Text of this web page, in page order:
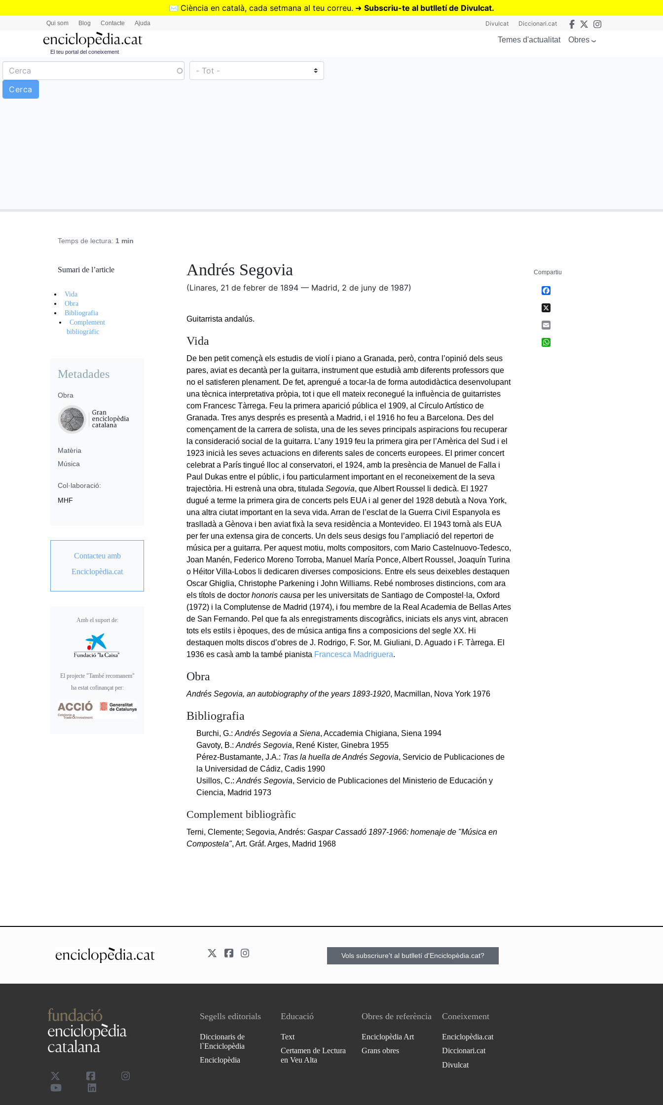
Vés
✉️ Ciència en català, cada setmana al teu correu. ➜ Subscriu-te al butlletí de Divulcat.
Qui som Blog Contacte Ajuda Divulcat Diccionari.cat
El teu portal del coneixement
Temes d'actualitat Obres
Temps de lectura: 1 min
Andrés Segovia
(Linares, 21 de febrer de 1894 — Madrid, 2 de juny de 1987)
Guitarrista andalús.
Vida
De ben petit començà els estudis de violí i piano a Granada, però, contra l’opinió dels seus
pares, aviat es decantà per la guitarra, instrument que estudià amb diferents professors que
no el satisferen plenament. De fet, aprengué a tocar-la de forma autodidàctica desenvolupant
una tècnica interpretativa pròpia, tot i que ell mateix reconegué la influència de guitarristes
com Francesc Tàrrega. Feu la primera aparició pública el 1909, al Círculo Artístico de
Granada. Tres anys després es presentà a Madrid, i el 1916 ho feu a Barcelona. Des del
començament de la carrera de solista, una de les seves principals aspiracions fou recuperar
la consideració social de la guitarra. L’any 1919 feu la primera gira per l’Amèrica del Sud i el
1923 inicià les seves actuacions en diferents sales de concerts europees. El primer concert
celebrat a París tingué lloc al conservatori, el 1924, amb la presència de Manuel de Falla i
Paul Dukas entre el públic, i fou particularment important en el reconeixement de la seva
trajectòria. Hi estrenà una obra, tituladaSegovia, que Albert Roussel li dedicà. El 1927
dugué a terme la primera gira de concerts pels EUA i al gener del 1928 debutà a Nova York,
una altra ciutat important en la seva vida. Arran de l’esclat de la Guerra Civil Espanyola es
traslladà a Gènova i ben aviat fixà la seva residència a Montevideo. El 1943 tornà als EUA
per fer una extensa gira de concerts. Un dels seus desigs fou l’ampliació del repertori de
música per a guitarra. Per aquest motiu, molts compositors, com Mario Castelnuovo-Tedesco,
Joan Manén, Federico Moreno Torroba, Manuel María Ponce, Albert Roussel, Joaquín Turina
o Héitor Villa-Lobos li dedicaren diverses composicions. Entre els seus deixebles destaquen
Oscar Ghiglia, Christophe Parkening i John Williams. Rebé nombroses distincions, com ara
els títols de doctorhonoris causa per les universitats de Santiago de Compostel·la, Oxford
(1972) i la Complutense de Madrid (1974), i fou membre de la Real Academia de Bellas Artes
de San Fernando. Pel que fa als enregistraments discogràfics, iniciats els anys vint, abracen
tots els estils i èpoques, des de música antiga fins a composicions del segle XX. Hi
destaquen molts discos d’obres de J. Rodrigo, F. Sor, M. Giuliani, D. Aguado i F. Tàrrega. El
1936 es casà amb la també pianista Francesca Madriguera.
Obra
Andrés Segovia, an autobiography of the years 1893-1920, Macmillan, Nova York 1976
Bibliografia
Burchi, G.:Andrés Segovia a Siena, Accademia Chigiana, Siena 1994
Gavoty, B.:Andrés Segovia, René Kister, Ginebra 1955
Pérez-Bustamante, J.A.: Tras la huella de Andrés Segovia, Servicio de Publicaciones de
la Universidad de Cádiz, Cadis 1990
Usillos, C.:Andrés Segovia, Servicio de Publicaciones del Ministerio de Educación y
Ciencia, Madrid 1973
Complement bibliogràfic
Terni, Clemente; Segovia, Andrés:Gaspar Cassadó 1897-1966: homenaje de "Música en
Compostela", Art. Gráf. Arges, Madrid 1968
Sumari de l’article
Vida
Obra
Bibliografia
Complement
bibliogràfic
Metadades
Obra
Matèria
Música
Col·laboració:
MHF
Contacteu amb
Enciclopèdia.cat
Amb el suport de:
El projecte "També recomanem"
ha estat cofinançat per:
Compartiu
Vols subscriure't al butlletí d'Enciclopèdia.cat?
Segells editorials
Diccionaris de
l`Enciclopèdia
Enciclopèdia
Educació
Text
Certamen de Lectura
en Veu Alta
Obres de referència
Enciclopèdia Art
Grans obres
Coneixement
Enciclopèdia.cat
Diccionari.cat
Divulcat